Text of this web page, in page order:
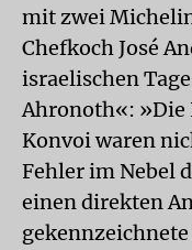
mit zwei
Chefkoch José
israelischen
Ahronoth«: »Die
Konvoi waren
Fehler im Nebel
einen direkten